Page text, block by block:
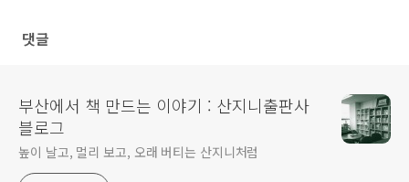
댓글
부산에서 책 만드는 이야기 : 산지니출판사
블로그
높이 날고, 멀리 보고, 오래 버티는 산지니처럼